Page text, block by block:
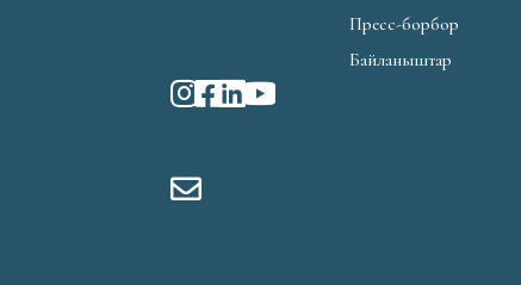
Пресс-борбор
Байланыштар